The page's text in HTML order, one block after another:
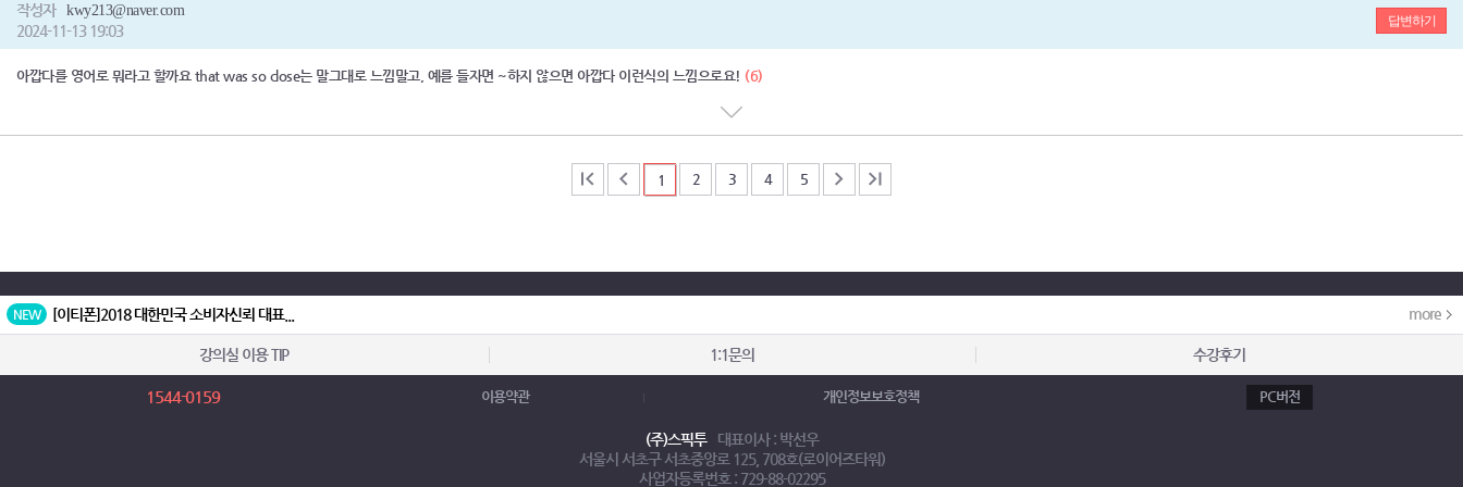
작성자 kwy213@naver.com
2024-11-13 19:03
답변하기
아깝다를 영어로 뭐라고 할까요 that was so close는 말그대로 느낌말고, 예를 들자면 ~하지 않으면 아깝다 이런식의 느낌으로요! (6)
1 2 3 4 5
NEW [이티폰]2018 대한민국 소비자신뢰 대표...
NEW [이티폰]2015 대한민국 소비자신뢰 대표...
NEW [이티폰]2025 한국소비자만족지수 1위 ...
more
강의실 이용 TIP 1:1문의 수강후기
1544-0159 이용약관 개인정보보호정책 PC버전
(주)스픽투
대표이사 : 박선우
서울시 서초구 서초중앙로 125, 708호(로이어즈타워)
사업자등록번호 : 729-88-02295